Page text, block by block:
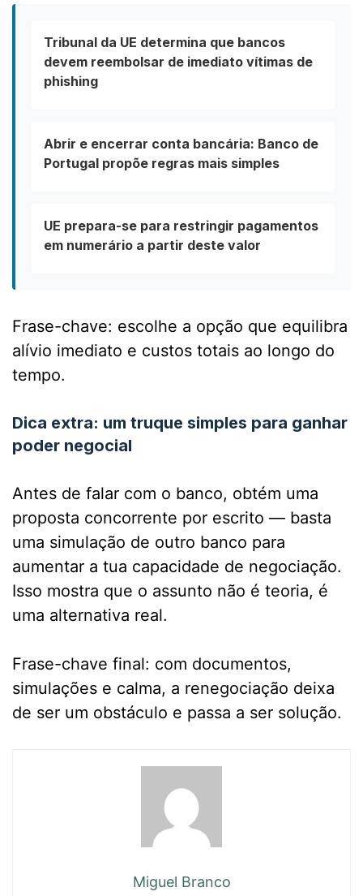
Tribunal da UE determina que bancos
devem reembolsar de imediato vítimas de
phishing
Abrir e encerrar conta bancária: Banco de
Portugal propõe regras mais simples
UE prepara-se para restringir pagamentos
em numerário a partir deste valor
Frase-chave: escolhe a opção que equilibra
alívio imediato e custos totais ao longo do
tempo.
Dica extra: um truque simples para ganhar
poder negocial
Antes de falar com o banco, obtém uma
proposta concorrente por escrito — basta
uma simulação de outro banco para
aumentar a tua capacidade de negociação.
Isso mostra que o assunto não é teoria, é
uma alternativa real.
Frase-chave final: com documentos,
simulações e calma, a renegociação deixa
de ser um obstáculo e passa a ser solução.
Miguel Branco